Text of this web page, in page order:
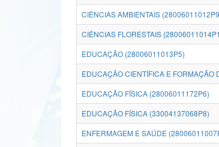
CIÊNCIAS AMBIENTAIS
CIÊNCIAS FLORESTAIS
EDUCAÇÃO (28006011013P5)
EDUCAÇÃO CIENTÍFICA E
EDUCAÇÃO FÍSICA (28006011172P6)
EDUCAÇÃO FÍSICA (33004137068P8)
ENFERMAGEM E SAÚDE